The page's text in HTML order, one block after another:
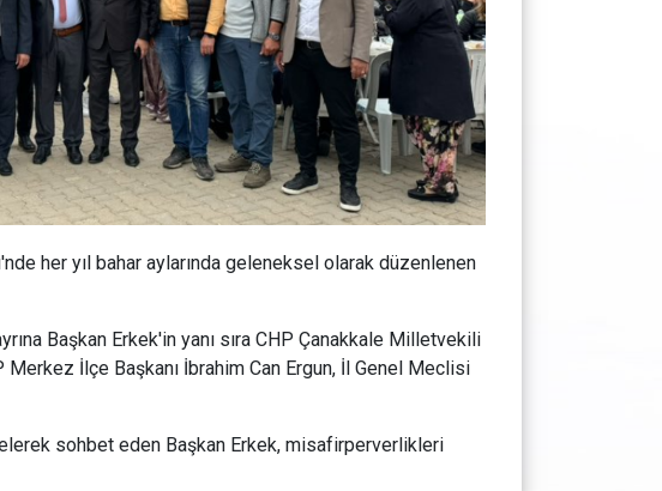
her yıl bahar aylarında geleneksel olarak düzenlenen
Başkan Erkek'in yanı sıra CHP Çanakkale Milletvekili
Merkez İlçe Başkanı İbrahim Can Ergun, İl Genel Meclisi
sohbet eden Başkan Erkek, misafirperverlikleri